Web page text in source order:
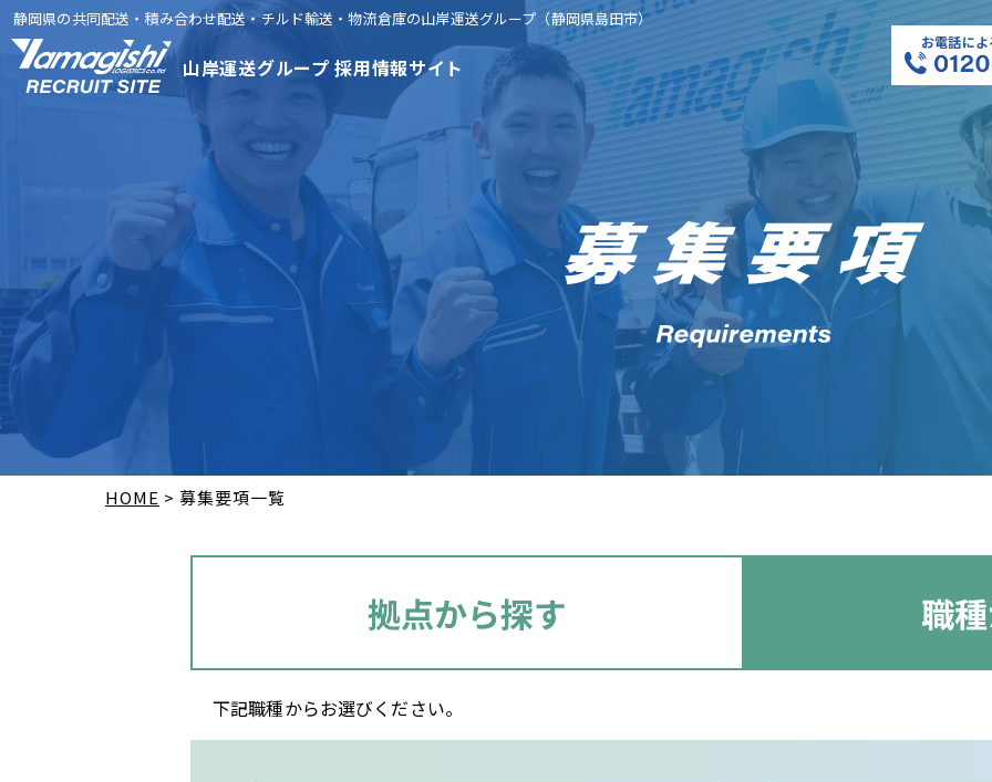
静岡県の共同配送・積み合わせ配送・チルド輸送・物流倉庫の山岸運送グループ（静岡県島田市）
山岸運送グループ 採用情報サイト
お電話に
HOME 募集要項一覧
拠点から探す 職
下記職種からお選びください。